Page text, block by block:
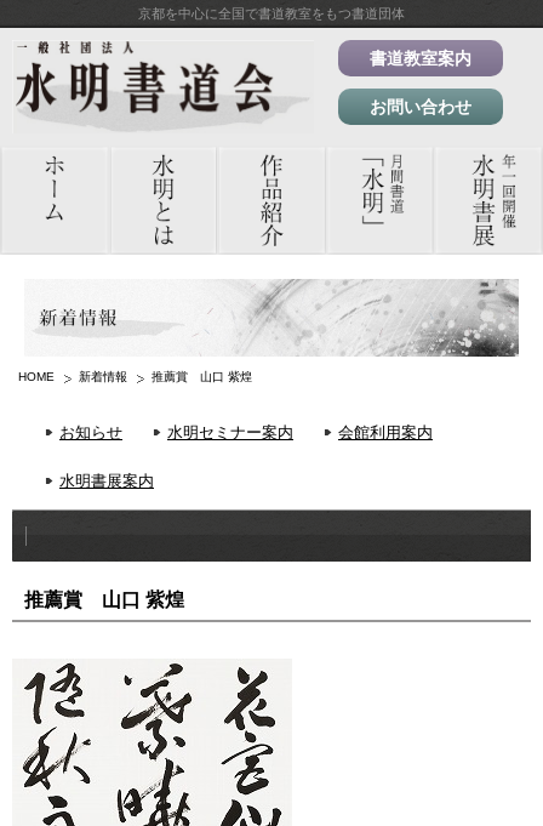
京都を中心に全国で書道教室をもつ書道団体
書道教室案内
お問い合わせ
HOME 新着情報 推薦賞 山口 紫煌
お知らせ 水明セミナー案内 会館利用案内
水明書展案内
推薦賞 山口 紫煌